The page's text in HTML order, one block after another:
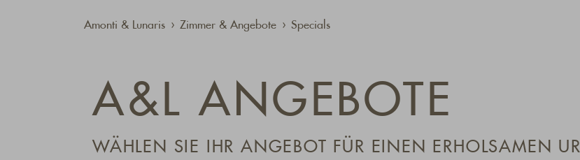
Amonti & Lunaris Zimmer & Angebote Specials
A&L ANGEBOTE
WÄHLEN SIE IHR ANGEBOT FÜR EINEN ERHOLSAMEN